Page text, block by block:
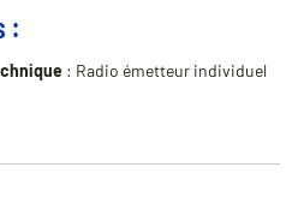
:
: Radio émetteur individuel